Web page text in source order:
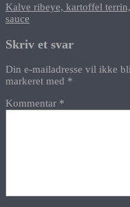
Kalve ribeye, kartoffel
sauce
Skriv et svar
Din e-mailadresse vil ikke
markeret med *
Kommentar *